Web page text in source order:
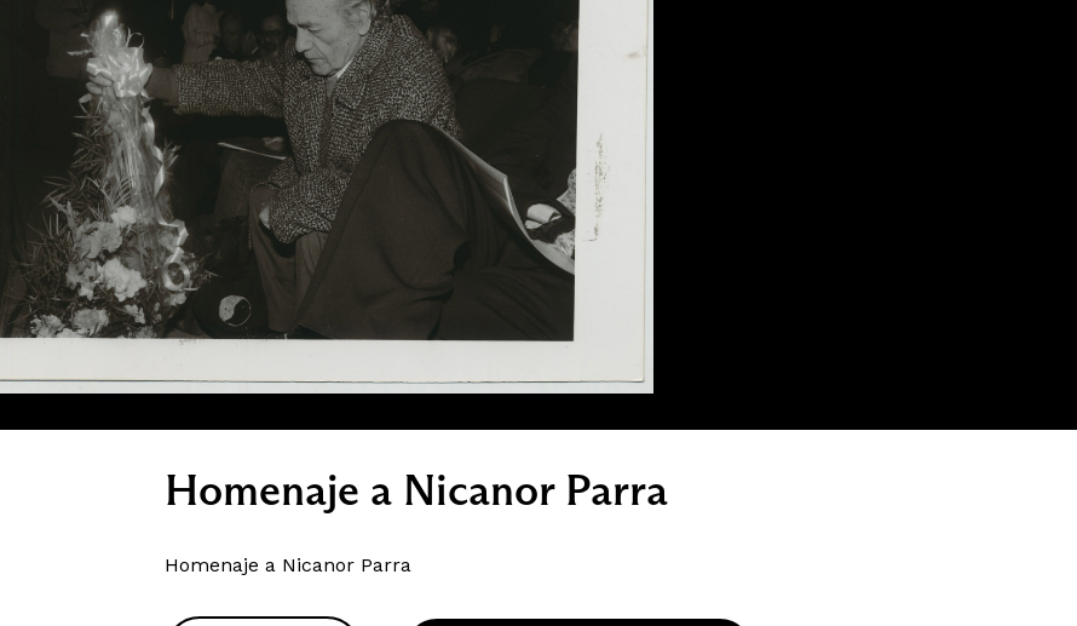
Homenaje a Nicanor Parra
Homenaje a Nicanor Parra